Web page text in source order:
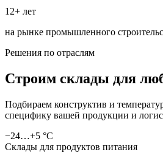
12+ лет
на рынке промышленного
Решения по отраслям
Строим склады для
Подбираем конструктив и
специфику вашей продукции и
−24…+5 °C
Склады для продуктов питания